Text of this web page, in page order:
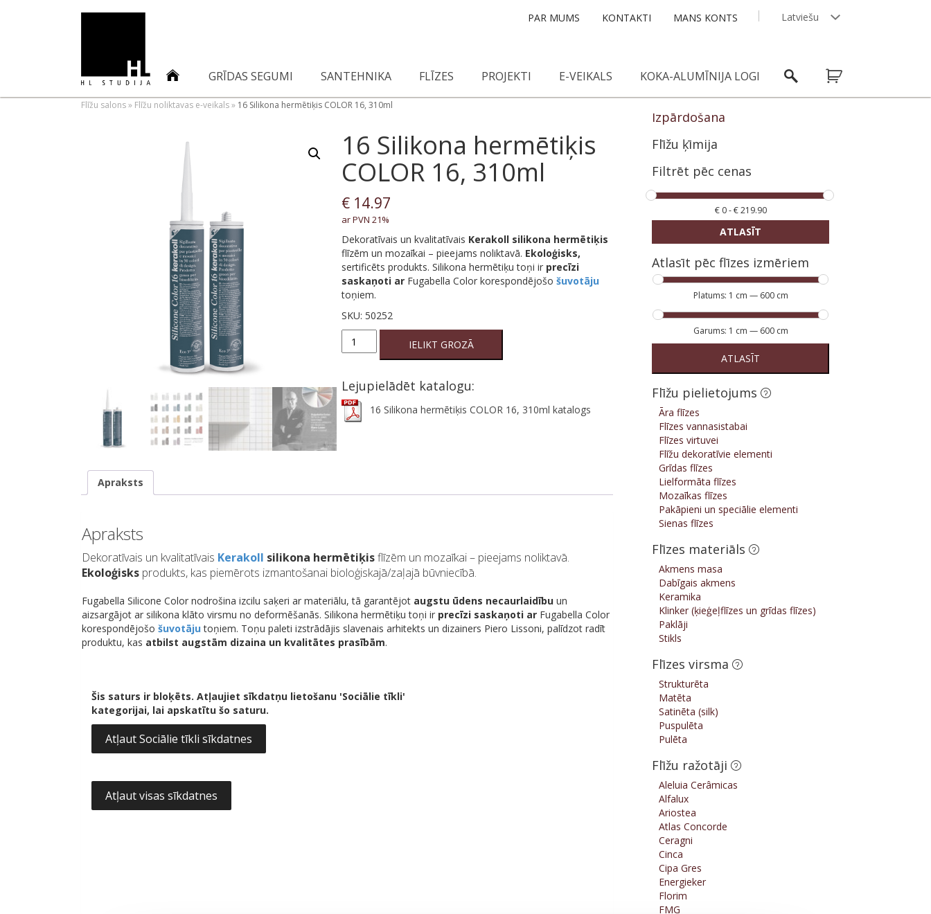
GRĪDAS SEGUMI SANTEHNIKA FLĪZES PROJEKTI E-VEIKALS KOKA-ALUMĪNIJA LOGI
MANS KONTS
KONTAKTI
PAR MUMS
Latviešu
Flīžu salons» Flīžu noliktavas e-veikals» 16 Silikona hermētiķis COLOR 16, 310ml
16 Silikona hermētiķis
COLOR 16, 310ml
€ 14.97
ar PVN 21%
Dekoratīvais un kvalitatīvais Kerakoll silikona hermētiķis
flīzēm un mozaīkai – pieejams noliktavā. Ekoloģisks,
sertificēts produkts. Silikona hermētiķu toņi ir precīzi
saskaņoti ar Fugabella Color korespondējošošuvotāju
toņiem.
SKU:50252
Silikona
hermētiķis
16,
310ml
quantity
IELIKT GROZĀ
Lejupielādēt katalogu:
16 Silikona hermētiķis COLOR 16, 310ml katalogs
Apraksts
Apraksts
Dekoratīvais un kvalitatīvais Kerakoll silikona hermētiķisflīzēm un mozaīkai – pieejams noliktavā.
Ekoloģisks produkts, kas piemērots izmantošanai bioloģiskajā/zaļajā būvniecībā.
Fugabella Silicone Color nodrošina izcilu saķeri ar materiālu, tā garantējot augstu ūdens necaurlaidību un
aizsargājot ar silikona klāto virsmu no deformēšanās. Silikona hermētiķu toņi ir precīzi saskaņoti ar Fugabella Color
korespondējošo šuvotājutoņiem. Toņu paleti izstrādājis slavenais arhitekts un dizainers Piero Lissoni, palīdzot radīt
produktu, kas atbilst augstām dizaina un kvalitātes prasībām.
Šis saturs ir bloķēts. Atļaujiet sīkdatņu lietošanu 'Sociālie tīkli'
kategorijai, lai apskatītu šo saturu.
Atļaut Sociālie tīkli sīkdatnes
Atļaut visas sīkdatnes
Izpārdošana
Flīžu ķīmija
Filtrēt pēc cenas
€ 0-€219.90
ATLASĪT
Atlasīt pēc flīzes izmēriem
Platums: 1 cm — 600 cm
Garums: 1 cm — 600 cm
ATLASĪT
Flīžu pielietojums
Āra flīzes
Flīzes vannasistabai
Flīzes virtuvei
Flīžu dekoratīvie elementi
Grīdas flīzes
Lielformāta flīzes
Mozaīkas flīzes
Pakāpieni un speciālie elementi
Sienas flīzes
Flīzes materiāls
Akmens masa
Dabīgais akmens
Keramika
Klinker (ķieģeļflīzes un grīdas flīzes)
Paklāji
Stikls
Flīzes virsma
Strukturēta
Matēta
Satinēta (silk)
Puspulēta
Pulēta
Flīžu ražotāji
Aleluia Cerâmicas
Alfalux
Ariostea
Atlas Concorde
Ceragni
Cinca
Cipa Gres
Energieker
Florim
FMG